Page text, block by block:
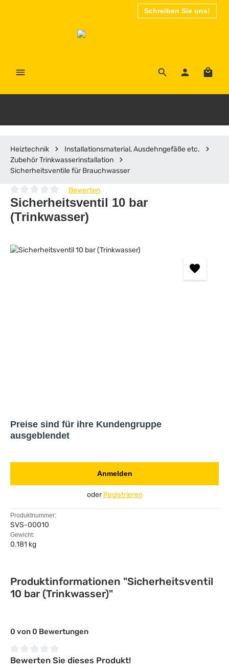
Schreiben Sie uns!
Heiztechnik
Installationsmaterial, Ausdehngefäße etc.
Zubehör Trinkwasserinstallation
Sicherheitsventile für Brauchwasser
Durchschnittliche Bewertung von 0 von 5 Sternen
Bewerten
Sicherheitsventil 10 bar
(Trinkwasser)
Bildergalerie überspringen
Preise sind für ihre Kundengruppe
ausgeblendet
Anmelden
oderRegistrieren
Produktnummer:
SVS-00010
Gewicht:
0.181 kg
Produktinformationen "Sicherheitsventil
10 bar (Trinkwasser)"
0 von 0 Bewertungen
Durchschnittliche Bewertung von 0 von 5 Sternen
Bewerten Sie dieses Produkt!